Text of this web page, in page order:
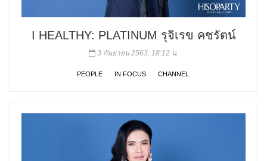
I HEALTHY: PLATINUM รุจิเรข คชรัตน์
3 กันยายน 2563, 18:12 น.
PEOPLE IN FOCUS CHANNEL